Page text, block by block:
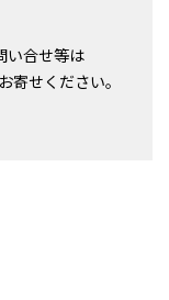
い合せ等は
寄せください。